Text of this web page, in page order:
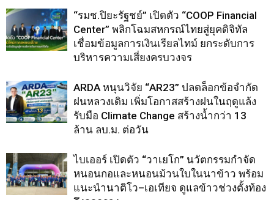
“รมช.ปิยะรัฐชย์” เปิดตัว “COOP Financial
Center” พลิกโฉมสหกรณ์ไทยสู่ยุคดิจิทัล
เชื่อมข้อมูลการเงินเรียลไทม์ ยกระดับการ
บริหารความเสี่ยงครบวงจร
ARDA หนุนวิจัย “AR23” ปลดล็อกข้อจำกัด
ฝนหลวงเดิม เพิ่มโอกาสสร้างฝนในฤดูแล้ง
รับมือ Climate Change สร้างน้ำกว่า 13
ล้าน ลบ.ม. ต่อวัน
ไบเออร์ เปิดตัว “วาเยโก” นวัตกรรมกำจัด
หนอนกอและหนอนม้วนใบในนาข้าว พร้อม
แนะนำนาติโว–เอเทียจ ดูแลข้าวช่วงตั้งท้อง